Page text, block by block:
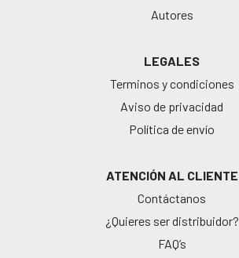
Autores
LEGALES
Terminos y condiciones
Aviso de privacidad
Política de envío
ATENCIÓN AL CLIENTE
Contáctanos
¿Quieres ser distribuidor?
FAQ’s